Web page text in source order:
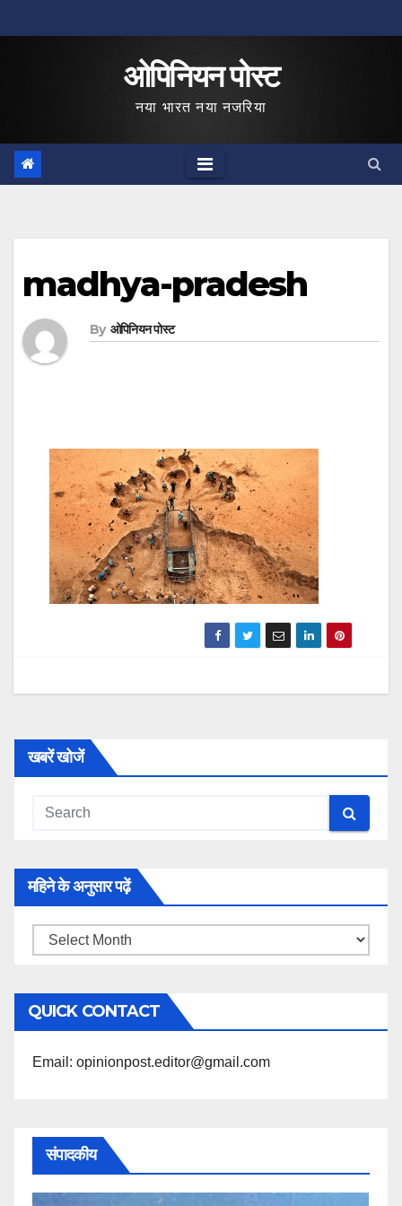
to
ओपिनियन पोस्ट
नया भारत नया नजरिया
madhya-pradesh
By ओपिनियन पोस्ट
खबरें खोजें
महिने के अनुसार पढ़ें
महिने
अनुसार
पढ़ें
QUICK CONTACT
Email: opinionpost.editor@gmail.com
संपादकीय